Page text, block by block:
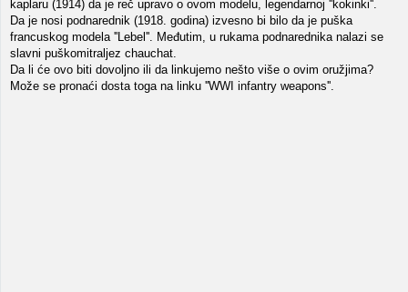
kaplaru (1914) da je reč upravo o ovom modelu, legendarnoj ''kokinki''.
Da je nosi podnarednik (1918. godina) izvesno bi bilo da je puška
francuskog modela ''Lebel''. Međutim, u rukama podnarednika nalazi se
slavni puškomitraljez chauchat.
Da li će ovo biti dovoljno ili da linkujemo nešto više o ovim oružjima?
Može se pronaći dosta toga na linku ''WWI infantry weapons''.